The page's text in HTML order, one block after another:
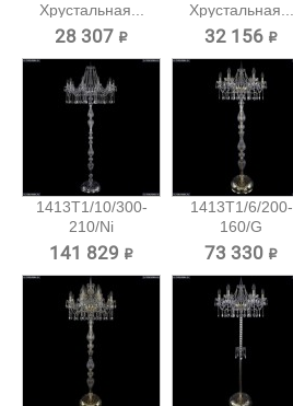
Хрустальная...
28 307 ₽
Хрустальная...
32 156 ₽
1413T1/10/300-
210/Ni
Хрустальный...
141 829 ₽
1413T1/6/200-
160/G
Хрустальный
73 330 ₽